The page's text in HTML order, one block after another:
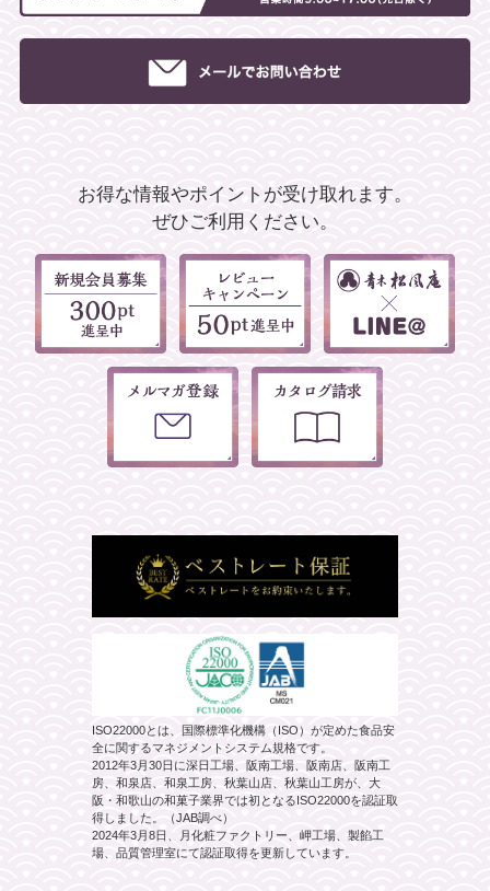
お得な情報やポイントが受け取れます。
ぜひご利用ください。
ISO22000とは、国際標準化機構（ISO）が定めた食品安
全に関するマネジメントシステム規格です。
2012年3月30日に深日工場、阪南工場、阪南店、阪南工
房、和泉店、和泉工房、秋葉山店、秋葉山工房が、大
阪・和歌山の和菓子業界では初となるISO22000を認証取
得しました。（JAB調べ）
2024年3月8日、月化粧ファクトリー、岬工場、製餡工
場、品質管理室にて認証取得を更新しています。